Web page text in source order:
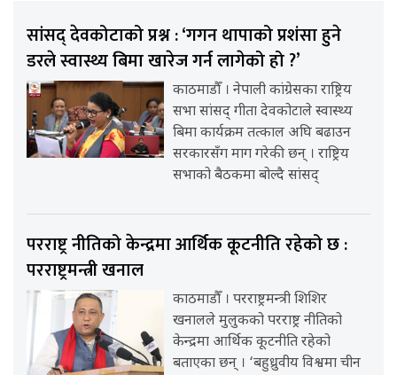
सांसद् देवकोटाको प्रश्न : ‘गगन थापाको प्रशंसा हुने
डरले स्वास्थ्य बिमा खारेज गर्न लागेको हो ?’
काठमाडौँ । नेपाली कांग्रेसका राष्ट्रिय
सभा सांसद् गीता देवकोटाले स्वास्थ्य
बिमा कार्यक्रम तत्काल अघि बढाउन
सरकारसँग माग गरेकी छन् । राष्ट्रिय
सभाको बैठकमा बोल्दै सांसद्
परराष्ट्र नीतिको केन्द्रमा आर्थिक कूटनीति रहेको छ :
परराष्ट्रमन्त्री खनाल
काठमाडौँ । परराष्ट्रमन्त्री शिशिर
खनालले मुलुकको परराष्ट्र नीतिको
केन्द्रमा आर्थिक कूटनीति रहेको
बताएका छन् । ‘बहुध्रुवीय विश्वमा चीन